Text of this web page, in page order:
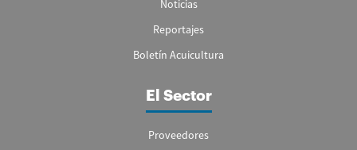
Noticias
Reportajes
Boletín Acuicultura
El Sector
Proveedores